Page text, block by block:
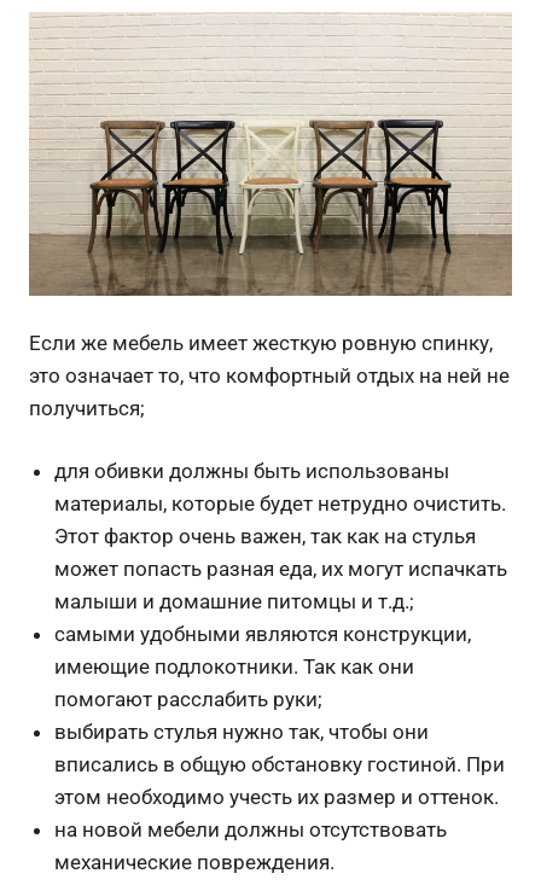
Если же мебель имеет жесткую ровную спинку,
это означает то, что комфортный отдых на ней не
получиться;
для обивки должны быть использованы
материалы, которые будет нетрудно очистить.
Этот фактор очень важен, так как на стулья
может попасть разная еда, их могут испачкать
малыши и домашние питомцы и т.д.;
самыми удобными являются конструкции,
имеющие подлокотники. Так как они
помогают расслабить руки;
выбирать стулья нужно так, чтобы они
вписались в общую обстановку гостиной. При
этом необходимо учесть их размер и оттенок.
на новой мебели должны отсутствовать
механические повреждения.